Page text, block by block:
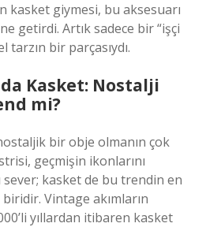
kasket giymesi, bu aksesuarı
getirdi. Artık sadece bir “işçi
tarzın bir parçasıydı.
Kasket: Nostalji
mi?
bir obje olmanın çok
geçmişin ikonlarını
sever; kasket de bu trendin en
Vintage akımların
yıllardan itibaren kasket